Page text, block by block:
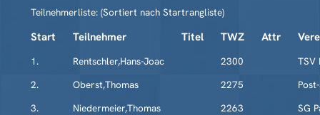
Teilnehmerliste: (Sortiert nach Startrangliste)
Start Teilnehmer Titel TWZ Attr
1. Rentschler,Hans-Joac 2300
TSV
2.
Oberst,Thomas 2275
3.
Niedermeier,Thomas 2263
SG